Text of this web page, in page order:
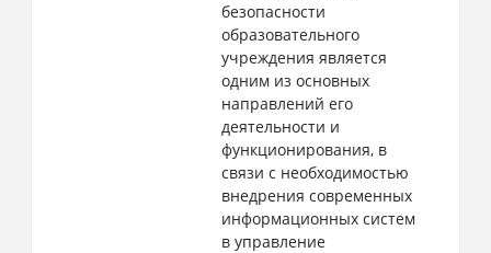
безопасности
образовательного
учреждения является
одним из основных
направлений его
деятельности и
функционирования, в
связи с необходимостью
внедрения современных
информационных систем
в управление